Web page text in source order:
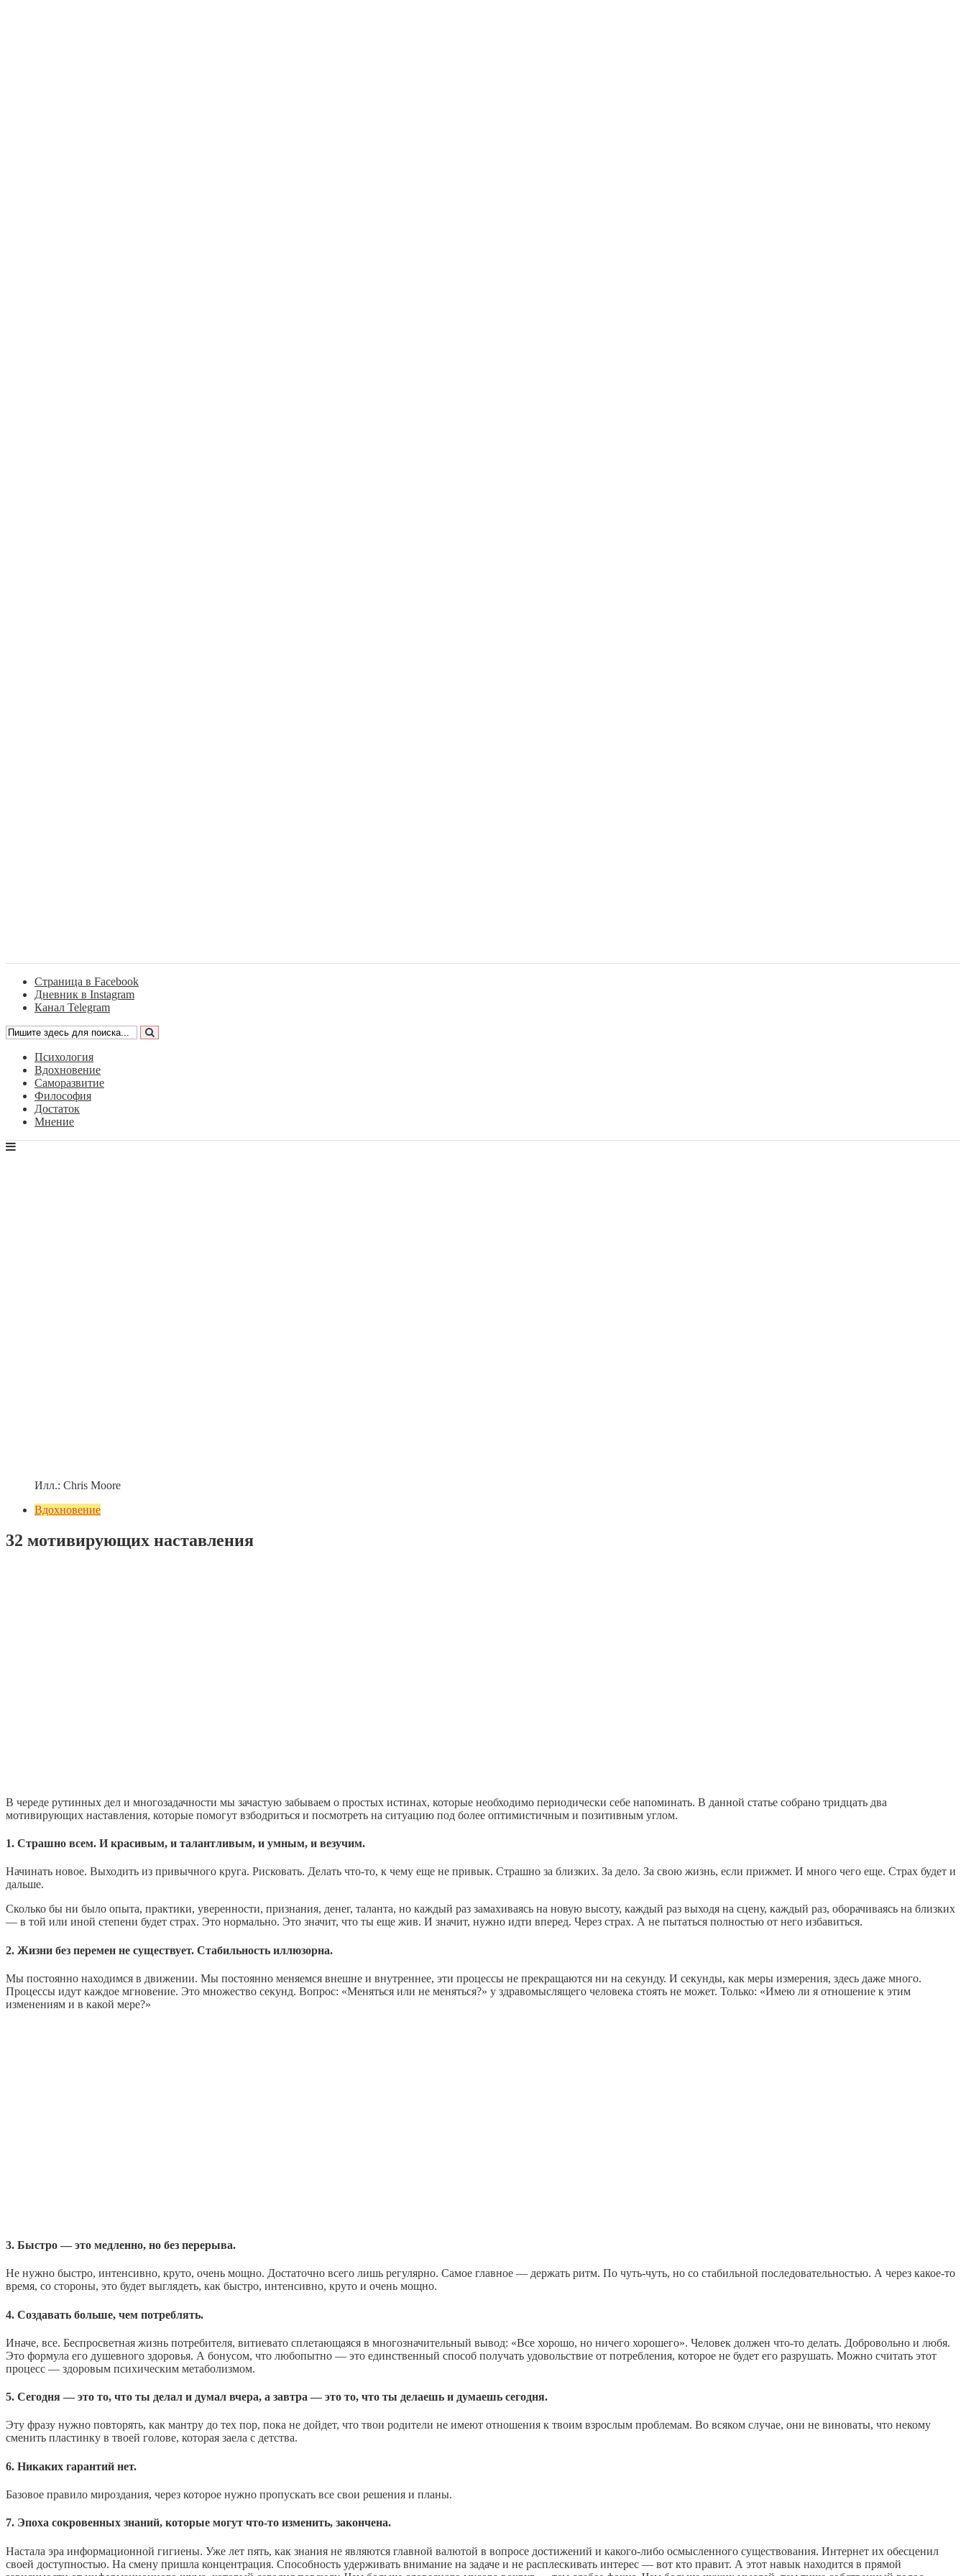
Страница в Facebook
Дневник в Instagram
Канал Telegram
Психология
Вдохновение
Саморазвитие
Философия
Достаток
Мнение
Илл.: Chris Moore
Вдохновение
32 мотивирующих наставления
В череде рутинных дел и многозадачности мы зачастую забываем о простых истинах, которые необходимо периодически себе напоминать. В данной статье собрано тридцать два
мотивирующих наставления, которые помогут взбодриться и посмотреть на ситуацию под более оптимистичным и позитивным углом.
1. Страшно всем. И красивым, и талантливым, и умным, и везучим.
Начинать новое. Выходить из привычного круга. Рисковать. Делать что-то, к чему еще не привык. Страшно за близких. За дело. За свою жизнь, если прижмет. И много чего еще. Страх будет и
дальше.
Сколько бы ни было опыта, практики, уверенности, признания, денег, таланта, но каждый раз замахиваясь на новую высоту, каждый раз выходя на сцену, каждый раз, оборачиваясь на близких
— в той или иной степени будет страх. Это нормально. Это значит, что ты еще жив. И значит, нужно идти вперед. Через страх. А не пытаться полностью от него избавиться.
2. Жизни без перемен не существует. Стабильность иллюзорна.
Мы постоянно находимся в движении. Мы постоянно меняемся внешне и внутреннее, эти процессы не прекращаются ни на секунду. И секунды, как меры измерения, здесь даже много.
Процессы идут каждое мгновение. Это множество секунд. Вопрос: «Меняться или не меняться?» у здравомыслящего человека стоять не может. Только: «Имею ли я отношение к этим
изменениям и в какой мере?»
3. Быстро — это медленно, но без перерыва.
Не нужно быстро, интенсивно, круто, очень мощно. Достаточно всего лишь регулярно. Самое главное — держать ритм. По чуть-чуть, но со стабильной последовательностью. А через какое-то
время, со стороны, это будет выглядеть, как быстро, интенсивно, круто и очень мощно.
4. Создавать больше, чем потреблять.
Иначе, все. Беспросветная жизнь потребителя, витиевато сплетающаяся в многозначительный вывод: «Все хорошо, но ничего хорошего». Человек должен что-то делать. Добровольно и любя.
Это формула его душевного здоровья. А бонусом, что любопытно — это единственный способ получать удовольствие от потребления, которое не будет его разрушать. Можно считать этот
процесс — здоровым психическим метаболизмом.
5. Сегодня — это то, что ты делал и думал вчера, а завтра — это то, что ты делаешь и думаешь сегодня.
Эту фразу нужно повторять, как мантру до тех пор, пока не дойдет, что твои родители не имеют отношения к твоим взрослым проблемам. Во всяком случае, они не виноваты, что некому
сменить пластинку в твоей голове, которая заела с детства.
6. Никаких гарантий нет.
Базовое правило мироздания, через которое нужно пропускать все свои решения и планы.
7. Эпоха сокровенных знаний, которые могут что-то изменить, закончена.
Настала эра информационной гигиены. Уже лет пять, как знания не являются главной валютой в вопросе достижений и какого-либо осмысленного существования. Интернет их обесценил
своей доступностью. На смену пришла концентрация. Способность удерживать внимание на задаче и не расплескивать интерес — вот кто правит. А этот навык находится в прямой